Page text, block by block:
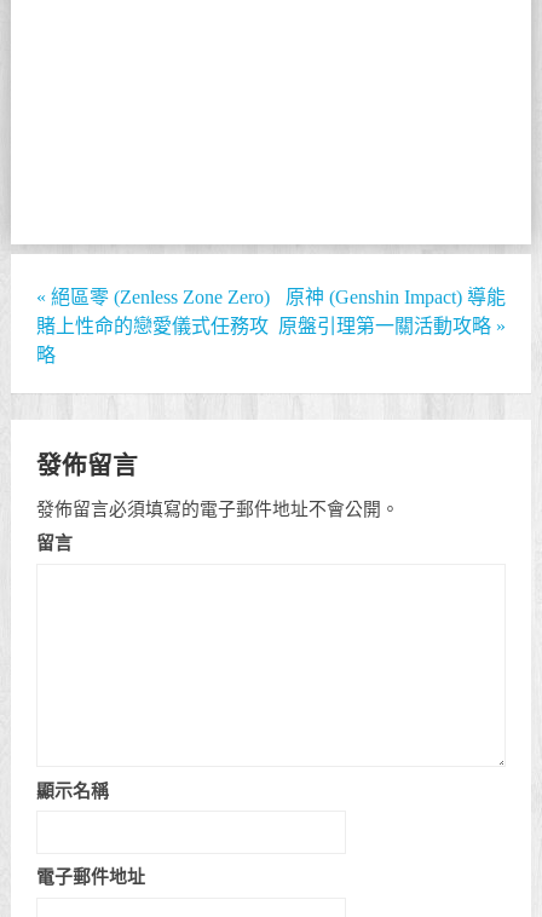
« 絕區零 (Zenless Zone Zero)
賭上性命的戀愛儀式任務攻
略
原神 (Genshin Impact) 導能
原盤引理第一關活動攻略 »
發佈留言
發佈留言必須填寫的電子郵件地址不會公開。
留言
顯示名稱
電子郵件地址